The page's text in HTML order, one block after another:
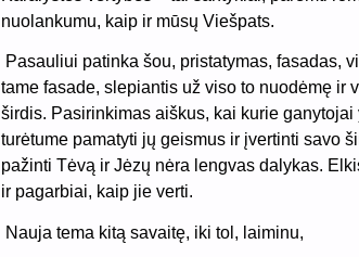
nuolankumu, kaip ir mūsų Viešpats.
Pasauliui patinka šou, pristatymas, fasadas,
tame fasade, slepiantis už viso to nuodėmę ir
širdis. Pasirinkimas aiškus, kai kurie ganytojai
turėtume pamatyti jų geismus ir įvertinti savo
pažinti Tėvą ir Jėzų nėra lengvas dalykas.
ir pagarbiai, kaip jie verti.
Nauja tema kitą savaitę, iki tol, laiminu,